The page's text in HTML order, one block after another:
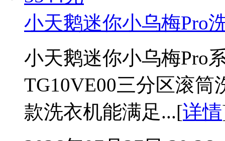
小天鹅迷你小乌梅Pro
小天鹅迷你小乌梅Pro
TG10VE00三分区滚筒
款洗衣机能满足...[详情